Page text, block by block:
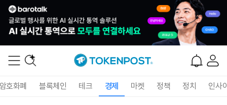
호화폐 블록체인 테크 경제 마켓 정책 정치 인사